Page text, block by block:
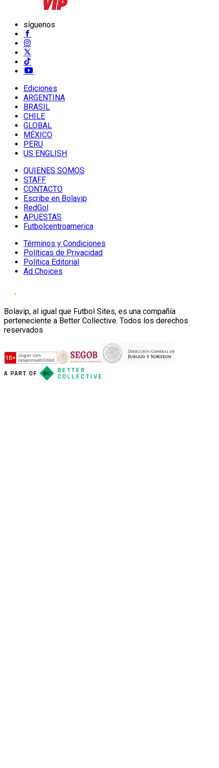
síguenos
Ediciones
ARGENTINA
BRASIL
CHILE
GLOBAL
MÉXICO
PERU
US ENGLISH
QUIENES SOMOS
STAFF
CONTACTO
Escribe en Bolavip
RedGol
APUESTAS
Futbolcentroamerica
Términos y Condiciones
Políticas de Privacidad
Política Editorial
Ad Choices
Bolavip, al igual que Futbol Sites, es una compañía
perteneciente a Better Collective. Todos los derechos
reservados